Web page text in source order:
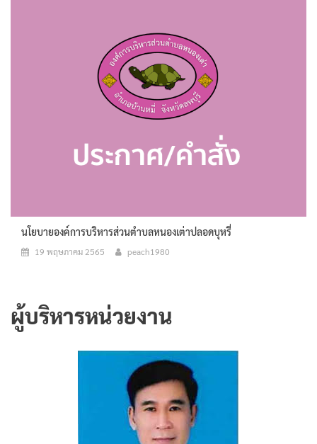
นโยบายองค์การบริหารส่วนตำบลหนองเต่าปลอดบุหรี่
19 พฤษภาคม 2565 peach1980
ผู้บริหารหน่วยงาน